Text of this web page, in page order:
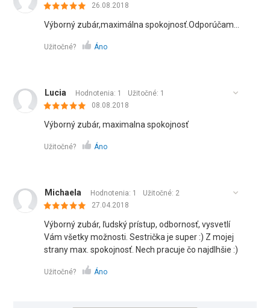
26.08.2018
Výborný zubár,maximálna spokojnosť.Odporúčam...
Užitočné? Áno
Lucia Hodnotenia: 1 Užitočné: 1
08.08.2018
Výborný zubár, maximalna spokojnosť
Užitočné? Áno
Michaela Hodnotenia: 1 Užitočné: 2
27.04.2018
Výborný zubár, ľudský prístup, odbornosť, vysvetlí
Vám všetky možnosti. Sestrička je super :) Z mojej
strany max. spokojnosť. Nech pracuje čo najdlhšie :)
Užitočné? Áno